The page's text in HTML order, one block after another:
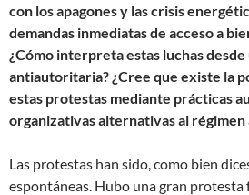
con los apagones y las crisis
demandas inmediatas de acceso a
¿Cómo interpreta estas luchas
antiautoritaria? ¿Cree que existe la
estas protestas mediante prácticas
organizativas alternativas al régimen
Las protestas han sido, como bien
espontáneas. Hubo una gran